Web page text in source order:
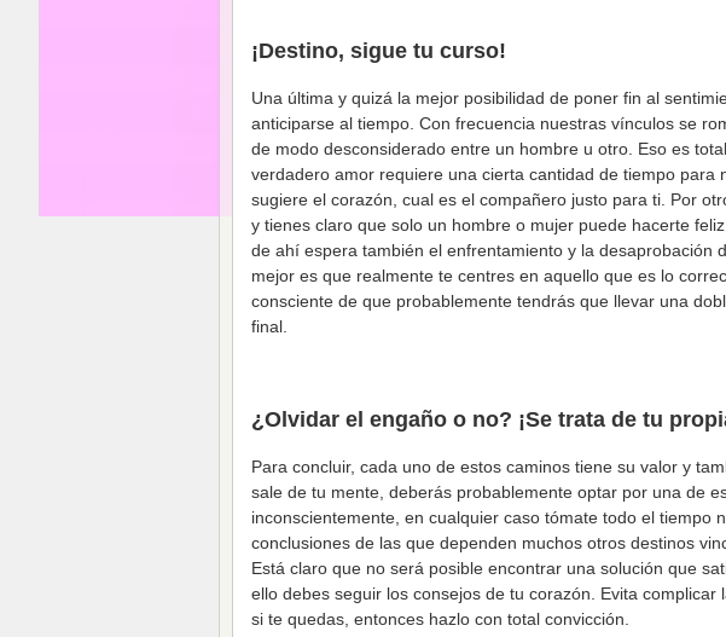
¡Destino, sigue tu curso!
Una última y quizá la mejor posibilidad de poner fin al
anticiparse al tiempo. Con frecuencia nuestras vínculos se
de modo desconsiderado entre un hombre u otro. Eso es
verdadero amor requiere una cierta cantidad de tiempo para
sugiere el corazón, cual es el compañero justo para ti. Por
y tienes claro que solo un hombre o mujer puede hacerte
de ahí espera también el enfrentamiento y la desaprobación
mejor es que realmente te centres en aquello que es lo
consciente de que probablemente tendrás que llevar una
final.
¿Olvidar el engaño o no? ¡Se trata de tu
Para concluir, cada uno de estos caminos tiene su valor y
sale de tu mente, deberás probablemente optar por una de
inconscientemente, en cualquier caso tómate todo el tiempo
conclusiones de las que dependen muchos otros destinos
Está claro que no será posible encontrar una solución que
ello debes seguir los consejos de tu corazón. Evita complicar
si te quedas, entonces hazlo con total convicción.